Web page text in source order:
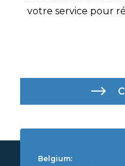
votre service pour
Belgium: